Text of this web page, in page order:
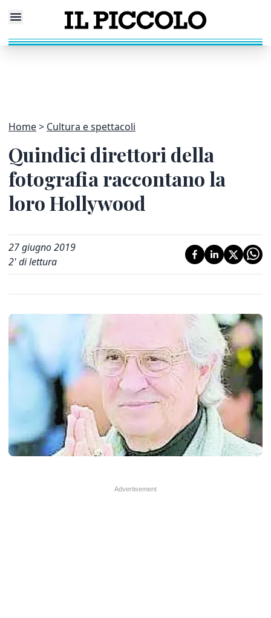
Home Cultura e spettacoli
Quindici direttori della
fotografia raccontano la
loro Hollywood
27 giugno 2019
2' di lettura